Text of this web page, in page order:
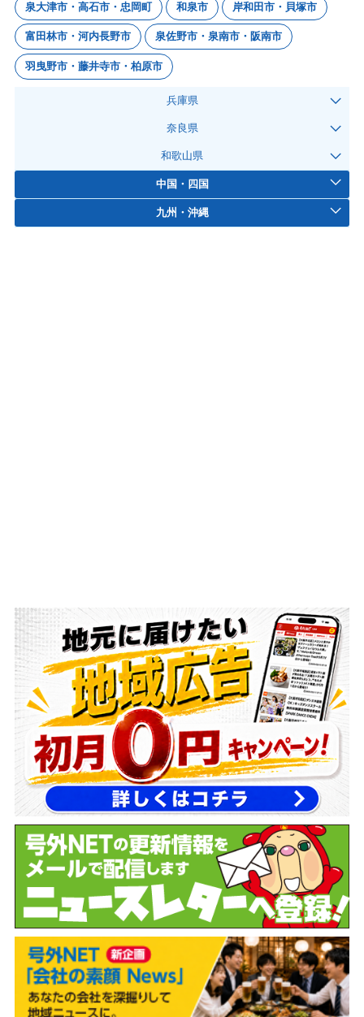
泉大津市・高石市・忠岡町 和泉市 岸和田市・貝塚市
富田林市・河内長野市 泉佐野市・泉南市・阪南市
羽曳野市・藤井寺市・柏原市
兵庫県
奈良県
和歌山県
中国・四国
九州・沖縄